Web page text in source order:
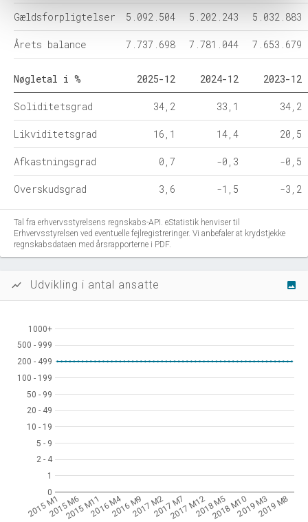
Gældsforpligtelser 5.092.504 5.202.243 5.032.883
Årets balance 7.737.698 7.781.044 7.653.679
Nøgletal i % 2025-12 2024-12 2023-12
Soliditetsgrad 34,2 33,1 34,2
Likviditetsgrad 16,1 14,4 20,5
Afkastningsgrad 0,7 -0,3 -0,5
Overskudsgrad 3,6 -1,5 -3,2
Tal fra erhvervsstyrelsens regnskabs-API. eStatistik henviser til
Erhvervsstyrelsen ved eventuelle fejlregistreringer. Vi anbefaler at krydstjekke
regnskabsdataen med årsrapporterne i PDF.
show_chart Udvikling i antal ansatte image
2015 M12015 M62015 M112016 M42016 M92017 M22017 M72017 M122018 M52018 M102019 M32019 M8
0
0
11
2 - 4
2 - 4
5 - 9
5 - 9
10 - 19
10 - 19
20 - 49
20 - 49
50 - 99
50 - 99
100 - 199
100 - 199
200 - 499
200 - 499
500 - 999
500 - 999
1000+
1000+